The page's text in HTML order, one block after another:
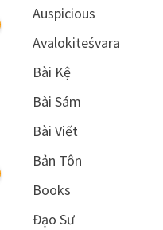
Auspicious
Avalokiteśvara
Bài Kệ
Bài Sám
Bài Viết
Bản Tôn
Books
Đạo Sư